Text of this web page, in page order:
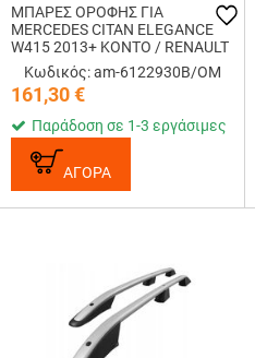
ΜΠΑΡΕΣ ΟΡΟΦΗΣ ΓΙΑ
MERCEDES CITAN ELEGANCE
W415 2013+ ΚΟΝΤΟ / RENAULT
KANGOO 2008-2021
ΠΑΡΑΛΛΗΛΕΣ ΑΛΟΥΜΙΝΙΟΥ
ΜΑΥΡΕΣ
Κωδικός: am-6122930B/OM
161,30€
Παράδοση σε 1-3 εργάσιμες
ΑΓΟΡΑ